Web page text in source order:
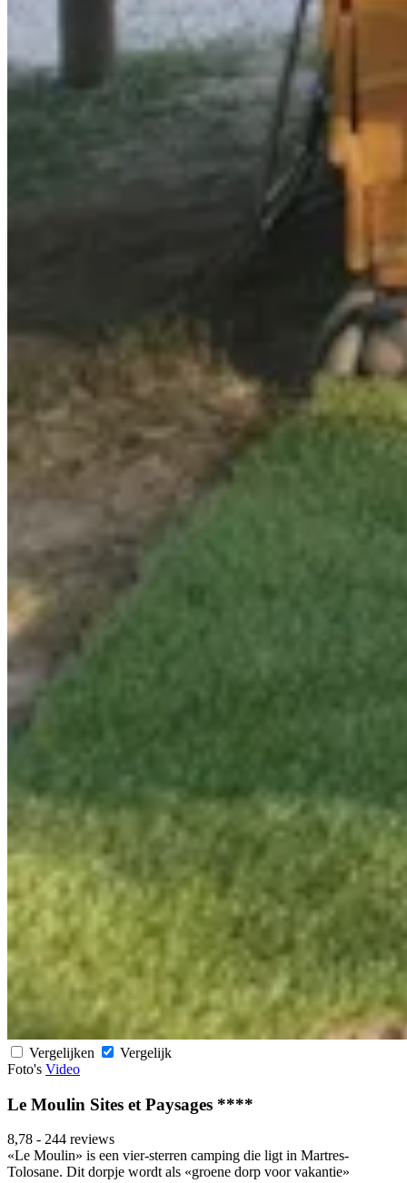
Vergelijken
Vergelijk
Foto's Video
Le Moulin Sites et Paysages ****
8,78 - 244 reviews
«Le Moulin» is een vier-sterren camping die ligt in Martres-
Tolosane. Dit dorpje wordt als «groene dorp voor vakantie»